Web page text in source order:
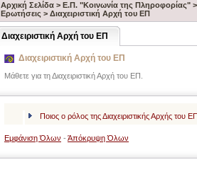
Αρχική Σελίδα > Ε.Π. "Κοινωνία της Πληροφορίας"
Ερωτήσεις > Διαχειριστική Αρχή του ΕΠ
Διαχειριστική Αρχή του ΕΠ
Διαχειριστική Αρχή του ΕΠ
Μάθετε για τη Διαχειριστική Αρχή του ΕΠ.
Ποιος ο ρόλος της Διαχειριστικής Αρχής του
Εμφάνιση Όλων - Άπόκρυψη Όλων